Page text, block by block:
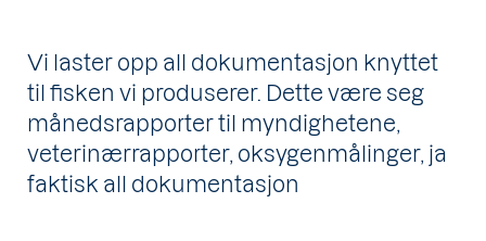
Vi laster opp all dokumentasjon knyttet
til fisken vi produserer. Dette være seg
månedsrapporter til myndighetene,
veterinærrapporter, oksygenmålinger, ja
faktisk all dokumentasjon